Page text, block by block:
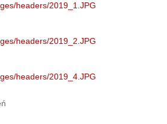
headers/2019_1.JPG
headers/2019_2.JPG
headers/2019_4.JPG